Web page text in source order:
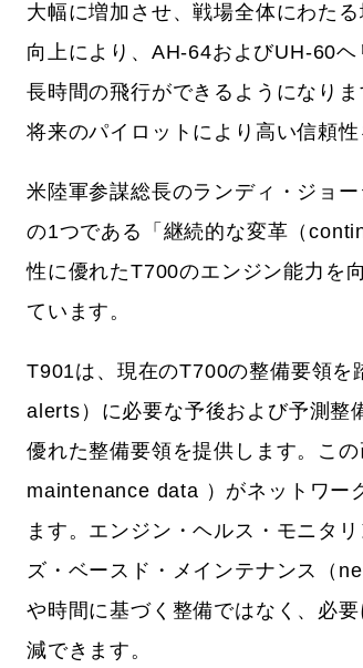
大幅に増加させ、戦場全体にわた
向上により、AH-64およびUH-60
長時間の飛行ができるようになり
将来のパイロットにより高い信頼性
米陸軍参謀総長のランディ・ジョ
の1つである「継続的な変革（
性に優れたT700のエンジン能力を
ています。
T901は、現在のT700の整備要領
alerts）に必要な予後および予測
優れた整備要領を提供します。こ
maintenance data ）がネットワー
ます。エンジン・ヘルス・モニタ
ズ・ベースド・メインテナンス（
や時間に基づく整備ではなく、必
減できます。